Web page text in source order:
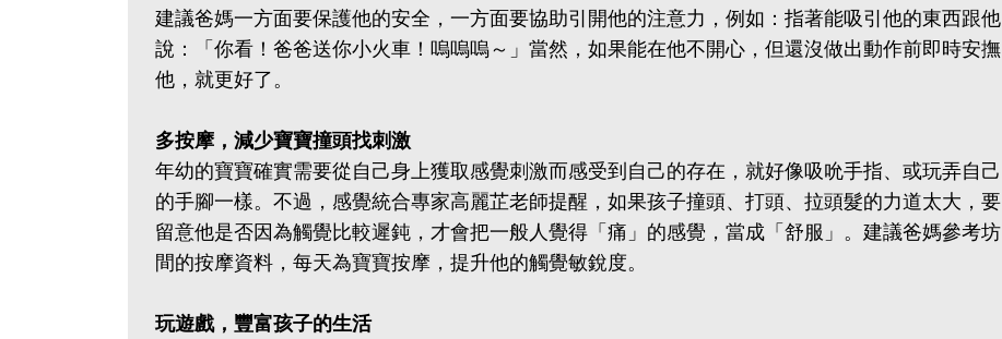
建議爸媽一方面要保護他的安全，一方面要協助引開他的注意力，例如：指著能吸引他的東西跟他
說：「你看！爸爸送你小火車！嗚嗚嗚～」當然，如果能在他不開心，但還沒做出動作前即時安撫
他，就更好了。
多按摩，減少寶寶撞頭找刺激
年幼的寶寶確實需要從自己身上獲取感覺刺激而感受到自己的存在，就好像吸吮手指、或玩弄自己
的手腳一樣。不過，感覺統合專家高麗芷老師提醒，如果孩子撞頭、打頭、拉頭髮的力道太大，要
留意他是否因為觸覺比較遲鈍，才會把一般人覺得「痛」的感覺，當成「舒服」。建議爸媽參考坊
間的按摩資料，每天為寶寶按摩，提升他的觸覺敏銳度。
玩遊戲，豐富孩子的生活